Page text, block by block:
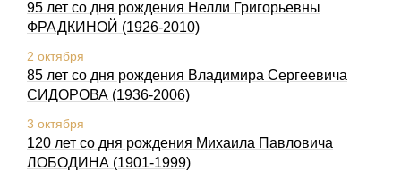
95 лет со дня рождения Нелли Григорьевны
ФРАДКИHОЙ (1926-2010)
2 октября
85 лет со дня рождения Владимира Сергеевича
СИДОРОВА (1936-2006)
3 октября
120 лет со дня рождения Михаила Павловича
ЛОБОДИHА (1901-1999)